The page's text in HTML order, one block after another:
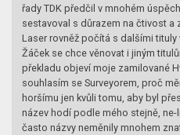
řady TDK předčil v mnohém
sestavoval s důrazem na čtivost a
Laser rovněž počítá s dalšími
Žáček se chce věnovat i jiným
překladu objeví moje zamilované
souhlasím se Surveyorem, proč
horšímu jen kvůli tomu, aby byl
název hodí podle mého stejně,
často názvy neměnily mnohem